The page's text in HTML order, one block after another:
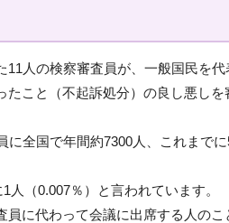
人の検察審査員が、一般国民を代
こと（不起訴処分）の良し悪しを
全国で年間約7300人、これまでに
（0.007％）と言われています。
に代わって会議に出席する人のこ